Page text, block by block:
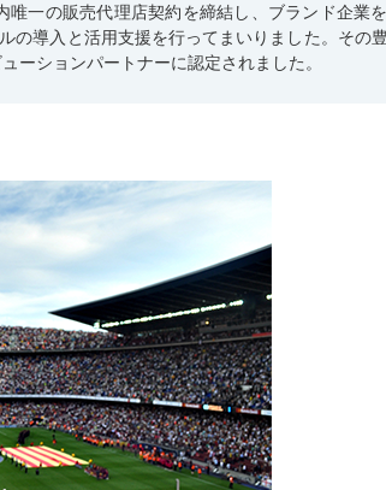
一の販売代理店契約を締結し、ブランド企業
の導入と活用支援を行ってまいりました。その
ーションパートナーに認定されました。